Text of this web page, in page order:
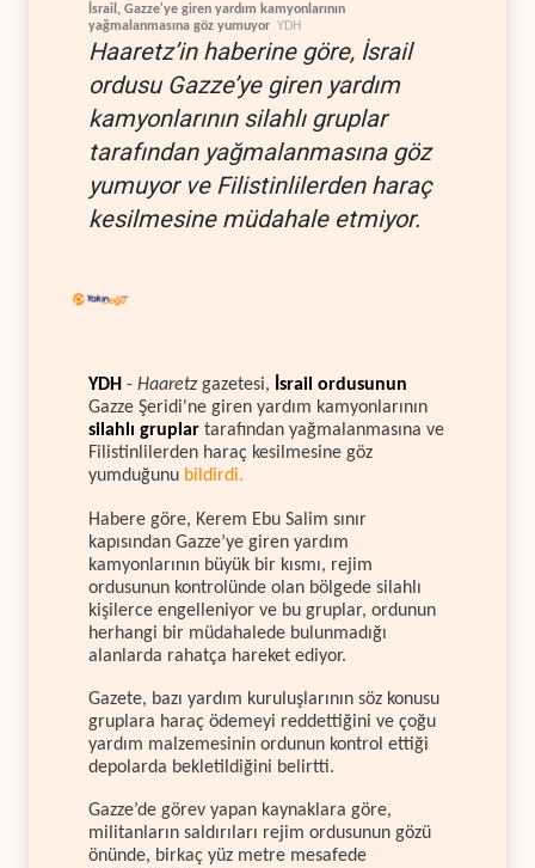
İsrail, Gazze'ye giren yardım kamyonlarının
yağmalanmasına göz yumuyor YDH
Haaretz’in haberine göre, İsrail
ordusu Gazze’ye giren yardım
kamyonlarının silahlı gruplar
tarafından yağmalanmasına göz
yumuyor ve Filistinlilerden haraç
kesilmesine müdahale etmiyor.
YDH - Haaretzgazetesi, İsrail ordusunun
Gazze Şeridi'ne giren yardım kamyonlarının
silahlı gruplar tarafından yağmalanmasına ve
Filistinlilerden haraç kesilmesine göz
yumduğunu bildirdi.
Habere göre, Kerem Ebu Salim sınır
kapısından Gazze’ye giren yardım
kamyonlarının büyük bir kısmı, rejim
ordusunun kontrolünde olan bölgede silahlı
kişilerce engelleniyor ve bu gruplar, ordunun
herhangi bir müdahalede bulunmadığı
alanlarda rahatça hareket ediyor.
Gazete, bazı yardım kuruluşlarının söz konusu
gruplara haraç ödemeyi reddettiğini ve çoğu
yardım malzemesinin ordunun kontrol ettiği
depolarda bekletildiğini belirtti.
Gazze’de görev yapan kaynaklara göre,
militanların saldırıları rejim ordusunun gözü
önünde, birkaç yüz metre mesafede